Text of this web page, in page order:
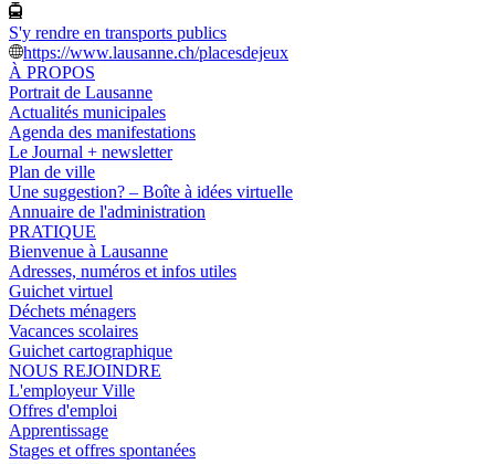
S'y rendre en transports publics
https://www.lausanne.ch/placesdejeux
À PROPOS
Portrait de Lausanne
Actualités municipales
Agenda des manifestations
Le Journal + newsletter
Plan de ville
Une suggestion? – Boîte à idées virtuelle
Annuaire de l'administration
PRATIQUE
Bienvenue à Lausanne
Adresses, numéros et infos utiles
Guichet virtuel
Déchets ménagers
Vacances scolaires
Guichet cartographique
NOUS REJOINDRE
L'employeur Ville
Offres d'emploi
Apprentissage
Stages et offres spontanées